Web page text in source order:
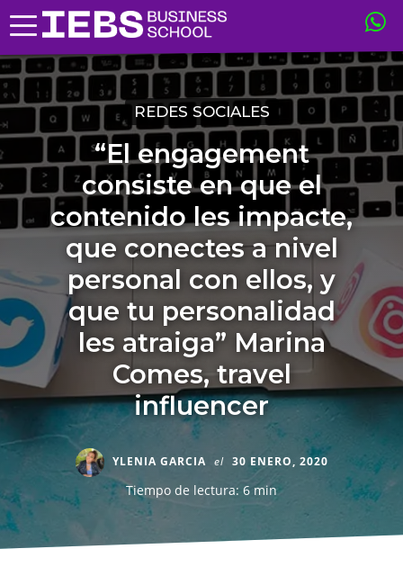
REDES SOCIALES
“El engagement
consiste en que el
contenido les impacte,
que conectes a nivel
personal con ellos, y
que tu personalidad
les atraiga” Marina
Comes, travel
influencer
YLENIA GARCIA el 30 ENERO, 2020
Tiempo de lectura: 6 min